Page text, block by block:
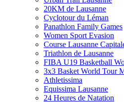
20KM de Lausanne
Cyclotour du Léman
Panathlon Family Games
Women Sport Evasion
Course Lausanne
Triathlon de Lausanne
FIBA U19 Basketball
3x3 Basket World Tour
Athletissima
Equissima Lausanne
24 Heures de Natation